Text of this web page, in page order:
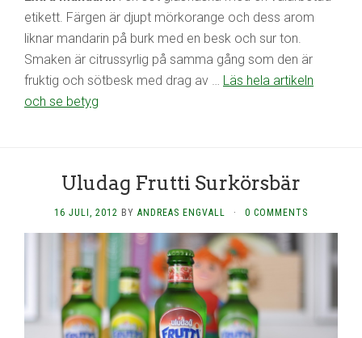
etikett. Färgen är djupt mörkorange och dess arom
liknar mandarin på burk med en besk och sur ton.
Smaken är citrussyrlig på samma gång som den är
fruktig och sötbesk med drag av … Läs hela artikeln
och se betyg
Uludag Frutti Surkörsbär
16 JULI, 2012 BY ANDREAS ENGVALL · 0 COMMENTS